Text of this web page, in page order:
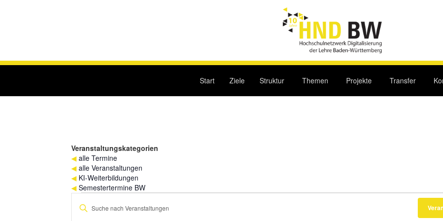
Start Ziele Struktur Themen Projekte Transfer
Veranstaltungskategorien
◀ alle Termine
◀ alle Veranstaltungen
◀ KI-Weiterbildungen
◀ Semestertermine BW
Veranstaltungen
für
Veranstaltungen
Bitte
Schlüsselwort